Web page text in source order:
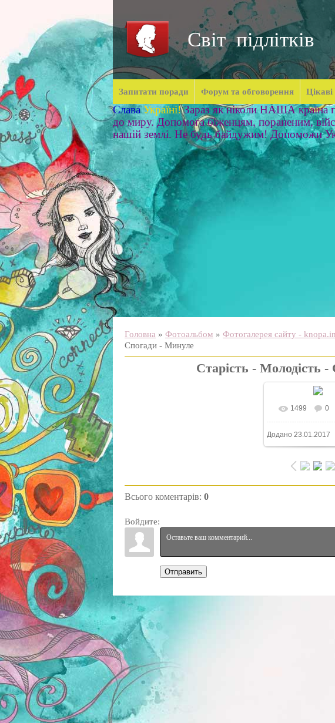
Світ підлітків
Запитати поради Форум та обговорення
Слава Україні! Зараз як ніколи НАША країна
до миру. Допомога біженцям, пораненим,
нашій землі. Не будь байдужим! Допоможи
Головна » Фотоальбом » Фотогалерея сайту -
Спогади - Минуле
Старість - Молодість
У реальному
720x1080/
1499 0
Додано 23.01.2017
Всього коментарів: 0
Войдите:
Отправить